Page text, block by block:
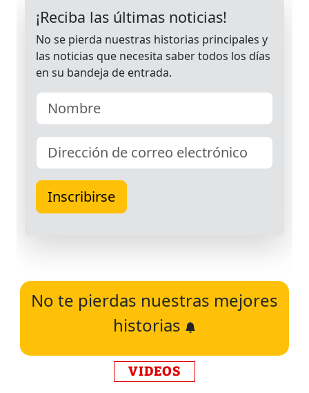
No te pierdas nuestras mejores
historias
VIDEOS